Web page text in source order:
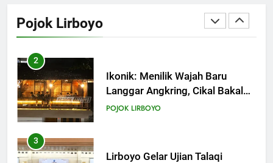
Pojok Lirboyo
Langgar Angkring, Cikal Bakal
Ponpes Lirboyo yang Selesai
3
Lirboyo Gelar Ujian Talaqi
Daerah Serentak di Muktamar
POJOK LIRBOYO
4
Tam-Taman Lirboyo: MHM dan